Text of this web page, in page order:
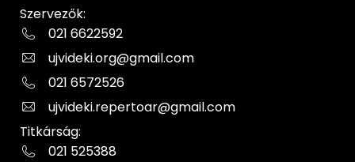
Szervezők:
021 6622592
ujvideki.org@gmail.com
021 6572526
ujvideki.repertoar@gmail.com
Titkárság:
021 525388